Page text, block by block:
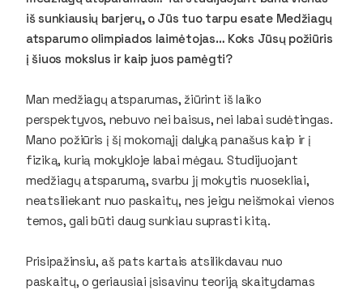
iš sunkiausių barjerų, o Jūs tuo tarpu esate Medžiagų
atsparumo olimpiados laimėtojas… Koks Jūsų požiūris
į šiuos mokslus ir kaip juos pamėgti?
Man medžiagų atsparumas, žiūrint iš laiko
perspektyvos, nebuvo nei baisus, nei labai sudėtingas.
Mano požiūris į šį mokomąjį dalyką panašus kaip ir į
fiziką, kurią mokykloje labai mėgau. Studijuojant
medžiagų atsparumą, svarbu jį mokytis nuosekliai,
neatsiliekant nuo paskaitų, nes jeigu neišmokai vienos
temos, gali būti daug sunkiau suprasti kitą.
Prisipažinsiu, aš pats kartais atsilikdavau nuo
paskaitų, o geriausiai įsisavinu teoriją skaitydamas